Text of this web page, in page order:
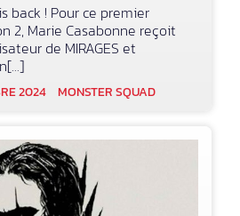
back ! Pour ce premier
2, Marie Casabonne reçoit
de MIRAGES et
2024 MONSTER SQUAD